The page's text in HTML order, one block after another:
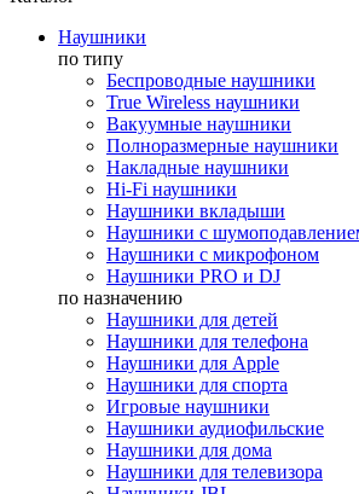
Наушники
по типу
Беспроводные наушники
True Wireless наушники
Вакуумные наушники
Полноразмерные наушники
Накладные наушники
Hi-Fi наушники
Наушники вкладыши
Наушники с
Наушники с микрофоном
Наушники PRO и DJ
по назначению
Наушники для детей
Наушники для телефона
Наушники для Apple
Наушники для спорта
Игровые наушники
Наушники аудиофильские
Наушники для дома
Наушники для телевизора